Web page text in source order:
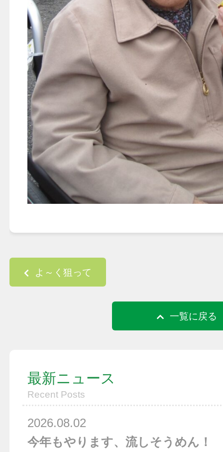
Post navigation
よ～く狙って
一覧に戻る
最新ニュース
Recent Posts
今年もやります、流しそうめん！
2026.08.02